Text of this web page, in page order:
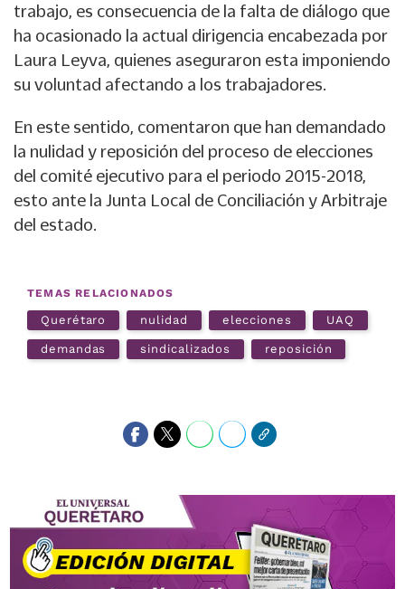
trabajo, es consecuencia de la falta de diálogo que
ha ocasionado la actual dirigencia encabezada por
Laura Leyva, quienes aseguraron esta imponiendo
su voluntad afectando a los trabajadores.
En este sentido, comentaron que han demandado
la nulidad y reposición del proceso de elecciones
del comité ejecutivo para el periodo 2015-2018,
esto ante la Junta Local de Conciliación y Arbitraje
del estado.
TEMAS RELACIONADOS
Querétaro nulidad elecciones UAQ
demandas sindicalizados reposición